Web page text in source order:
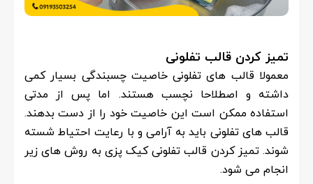
تمیز کردن قالب تفلونی
معمولا قالب های تفلونی خاصیت چسبندگی بسیار کمی
داشته و اصطلاحا نچسب هستند. اما پس از مدتی
استفاده ممکن است این خاصیت خود را از دست بدهند.
قالب های تفلونی باید به آرامی و با رعایت احتیاط شسته
شوند. تمیز کردن قالب تفلونی کیک پزی به روش های زیر
انجام می شود.